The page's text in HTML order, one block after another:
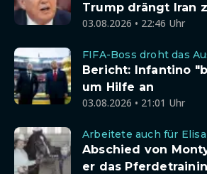
Trump drängt Iran
03.08.2026 • 22:46 Uhr
FIFA-Boss droht das
Bericht: Infantino
um Hilfe an
03.08.2026 • 21:01 Uhr
Arbeitete auch für
Abschied von
er das